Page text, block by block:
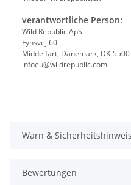
verantwortliche Person:
Wild Republic ApS
Fynsvej 60
Middelfart, Dänemark, DK-5500
infoeu@wildrepublic.com
Warn &
Bewertungen